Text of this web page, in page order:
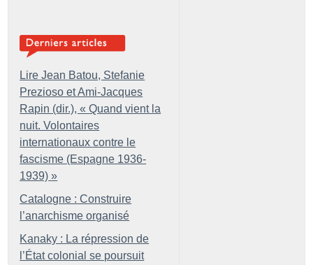
Lire Jean Batou, Stefanie
Prezioso et Ami-Jacques
Rapin (dir.), « Quand vient la
nuit. Volontaires
internationaux contre le
fascisme (Espagne 1936-
1939) »
Catalogne : Construire
l’anarchisme organisé
Kanaky : La répression de
l’État colonial se poursuit